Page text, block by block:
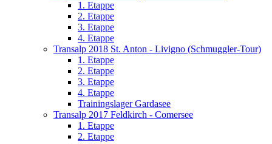
1. Etappe
2. Etappe
3. Etappe
4. Etappe
Transalp 2018 St. Anton - Livigno (Schmuggler-Tour)
1. Etappe
2. Etappe
3. Etappe
4. Etappe
Trainingslager Gardasee
Transalp 2017 Feldkirch - Comersee
1. Etappe
2. Etappe